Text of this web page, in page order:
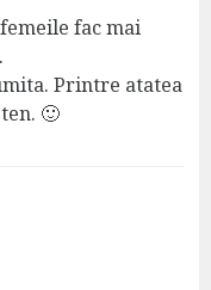
fac mai
Printre atatea
🙂